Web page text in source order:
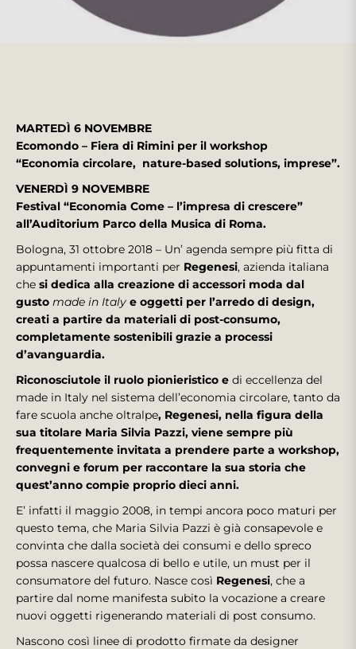
MARTEDÌ 6 NOVEMBRE
Ecomondo – Fiera di Rimini per il workshop
“Economia circolare, nature-based solutions, imprese”.
VENERDÌ 9 NOVEMBRE
Festival “Economia Come – l’impresa di crescere”
all’Auditorium Parco della Musica di Roma.
Bologna, 31 ottobre 2018 – Un’ agenda sempre più fitta di
appuntamenti importanti per Regenesi, azienda italiana
che si dedica alla creazione di accessori moda dal
gusto made in Italy e oggetti per l’arredo di design,
creati a partire da materiali di post-consumo,
completamente sostenibili grazie a processi
d’avanguardia.
Riconosciutole il ruolo pionieristico e di eccellenza del
made in Italy nel sistema dell’economia circolare, tanto da
fare scuola anche oltralpe, Regenesi, nella figura della
sua titolare Maria Silvia Pazzi, viene sempre più
frequentemente invitata a prendere parte a workshop,
convegni e forum per raccontare la sua storia che
quest’anno compie proprio dieci anni.
E’ infatti il maggio 2008, in tempi ancora poco maturi per
questo tema, che Maria Silvia Pazzi è già consapevole e
convinta che dalla società dei consumi e dello spreco
possa nascere qualcosa di bello e utile, un must per il
consumatore del futuro. Nasce così Regenesi, che a
partire dal nome manifesta subito la vocazione a creare
nuovi oggetti rigenerando materiali di post consumo.
Nascono così linee di prodotto firmate da designer